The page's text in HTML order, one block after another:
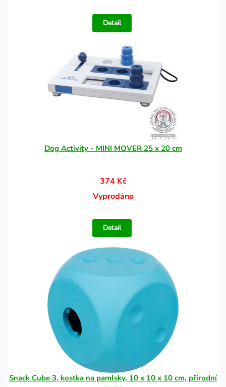
Detail
Dog Activity - MINI MOVER 25 x 20 cm
374 Kč
Vyprodáno
Detail
Snack Cube 3, kostka na pamlsky, 10 x 10 x 10 cm, přírodní